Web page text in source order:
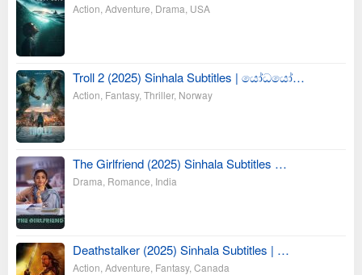
Action Adventure Drama USA
Troll 2 (2025) Sinhala Subtitles | යෝධයෝ…
Action Fantasy, Thriller, Norway
The Girlfriend (2025) Sinhala Subtitles …
Drama Romance India
Deathstalker (2025) Sinhala Subtitles | …
Action Adventure Fantasy, Canada